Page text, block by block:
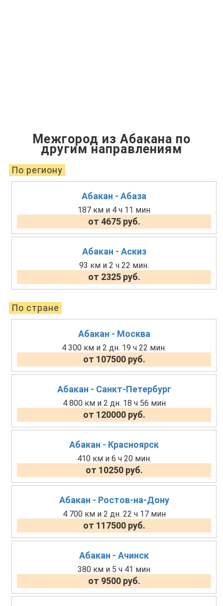
Межгород из Абакана по
другим направлениям
По региону
Абакан - Абаза
187 км и 4 ч 11 мин
от 4675 руб.
Абакан - Аскиз
93 км и 2 ч 22 мин.
от 2325 руб.
По стране
Абакан - Москва
4 300 км и 2 дн. 19 ч 22 мин.
от 107500 руб.
Абакан - Санкт-Петербург
4 800 км и 2 дн. 18 ч 56 мин
от 120000 руб.
Абакан - Красноярск
410 км и 6 ч 20 мин.
от 10250 руб.
Абакан - Ростов-на-Дону
4 700 км и 2 дн. 22 ч 17 мин
от 117500 руб.
Абакан - Ачинск
380 км и 5 ч 41 мин
от 9500 руб.